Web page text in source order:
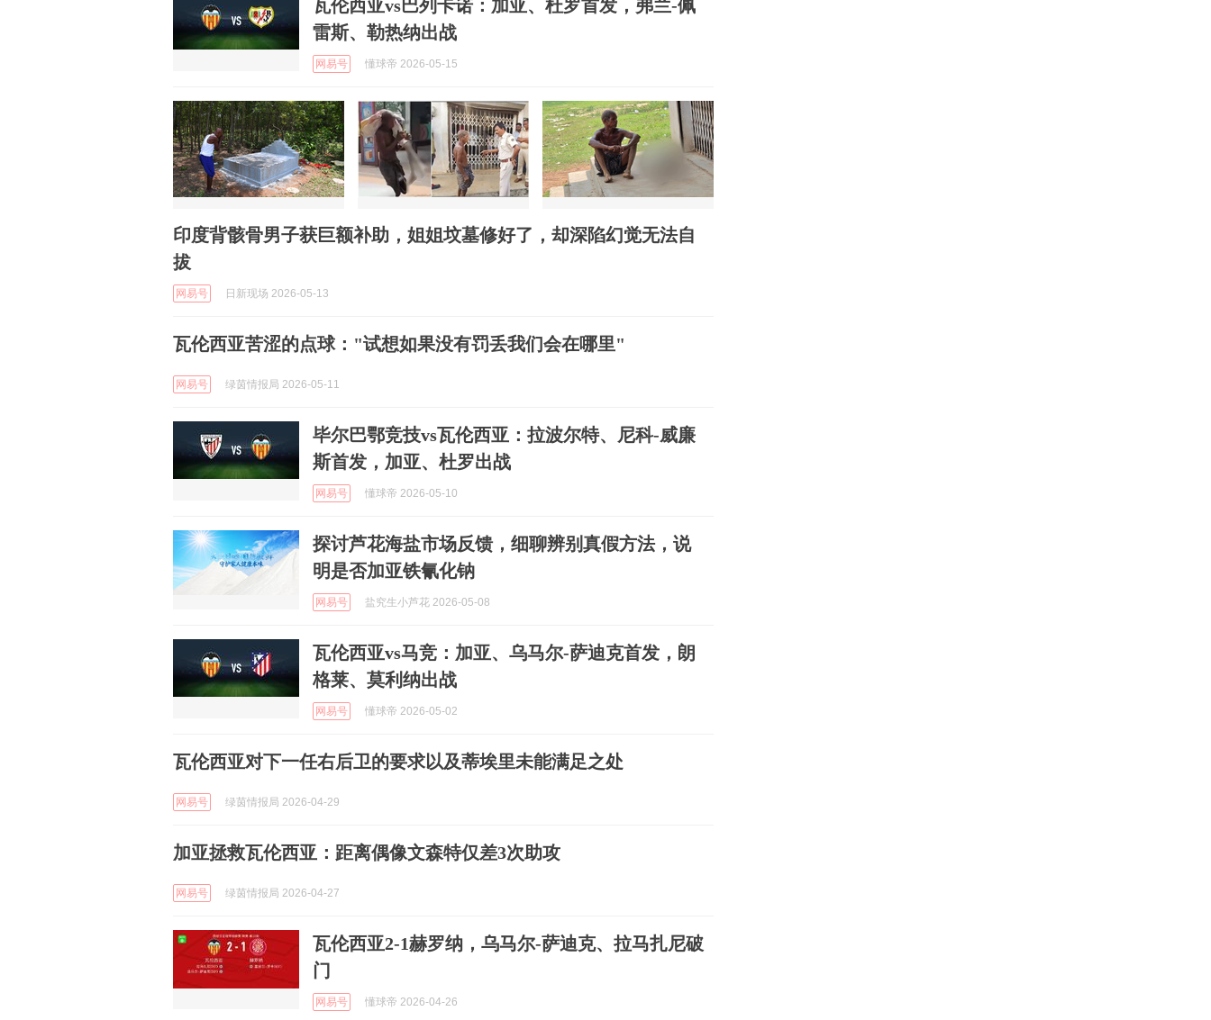
瓦伦西亚vs巴列卡诺：加亚、杜罗首发，弗兰-佩
雷斯、勒热纳出战
网易号 懂球帝 2026-05-15
印度背骸骨男子获巨额补助，姐姐坟墓修好了，却深陷幻觉无法自
拔
网易号 日新现场 2026-05-13
瓦伦西亚苦涩的点球："试想如果没有罚丢我们会在哪里"
网易号 绿茵情报局 2026-05-11
毕尔巴鄂竞技vs瓦伦西亚：拉波尔特、尼科-威廉
斯首发，加亚、杜罗出战
网易号 懂球帝 2026-05-10
探讨芦花海盐市场反馈，细聊辨别真假方法，说
明是否加亚铁氰化钠
网易号 盐究生小芦花 2026-05-08
瓦伦西亚vs马竞：加亚、乌马尔-萨迪克首发，朗
格莱、莫利纳出战
网易号 懂球帝 2026-05-02
瓦伦西亚对下一任右后卫的要求以及蒂埃里未能满足之处
网易号 绿茵情报局 2026-04-29
加亚拯救瓦伦西亚：距离偶像文森特仅差3次助攻
网易号 绿茵情报局 2026-04-27
瓦伦西亚2-1赫罗纳，乌马尔-萨迪克、拉马扎尼破
门
网易号 懂球帝 2026-04-26